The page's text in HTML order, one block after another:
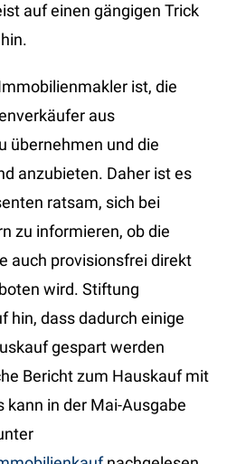
auf einen gängigen Trick
ist, die
aus
übernehmen und die
anzubieten. Daher ist es
ratsam, sich bei
zu informieren, ob die
auch provisionsfrei direkt
wird. Stiftung
hin, dass dadurch einige
gespart werden
Bericht zum Hauskauf mit
in der Mai-Ausgabe